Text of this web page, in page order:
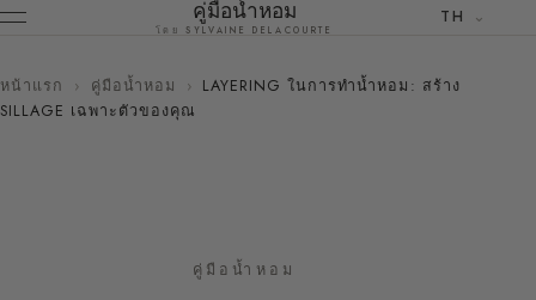
คู่มือน้ำหอม
โดย SYLVAINE DELACOURTE
TH
หน้าแรก › คู่มือน้ำหอม › LAYERING ในการทำน้ำหอม: สร้าง
SILLAGE เฉพาะตัวของคุณ
คู่มือน้ำหอม